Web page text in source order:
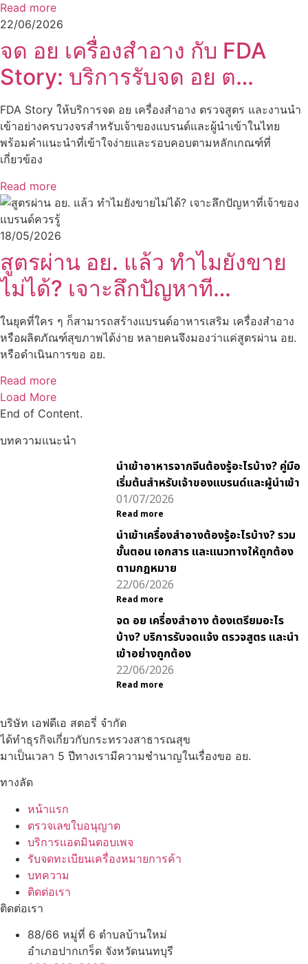
Read more
22/06/2026
จด อย เครื่องสำอาง กับ FDA
Story: บริการรับจด อย ต…
FDA Story ให้บริการจด อย เครื่องสำอาง ตรวจสูตร และงานนำ
เข้าอย่างครบวงจรสำหรับเจ้าของแบรนด์และผู้นำเข้าในไทย
พร้อมคำแนะนำที่เข้าใจง่ายและรอบคอบตามหลักเกณฑ์ที่
เกี่ยวข้อง
Read more
18/05/2026
สูตรผ่าน อย. แล้ว ทำไมยังขาย
ไม่ได้? เจาะลึกปัญหาที…
ในยุคที่ใคร ๆ ก็สามารถสร้างแบรนด์อาหารเสริม เครื่องสำอาง
หรือผลิตภัณฑ์สุขภาพได้ง่าย หลายคนจึงมองว่าแค่สูตรผ่าน อย.
หรือดำเนินการขอ อย.
Read more
Load More
End of Content.
บทความแนะนำ
นำเข้าอาหารจากจีนต้องรู้อะไรบ้าง? คู่มือ
เริ่มต้นสำหรับเจ้าของแบรนด์และผู้นำเข้า
01/07/2026
Read more
นำเข้าเครื่องสำอางต้องรู้อะไรบ้าง? รวม
ขั้นตอน เอกสาร และแนวทางให้ถูกต้อง
ตามกฎหมาย
22/06/2026
Read more
จด อย เครื่องสำอาง ต้องเตรียมอะไร
บ้าง? บริการรับจดแจ้ง ตรวจสูตร และนำ
เข้าอย่างถูกต้อง
22/06/2026
Read more
บริษัท เอฟดีเอ สตอรี่ จำกัด
ได้ทำธุรกิจเกี่ยวกับกระทรวงสาธารณสุข
มาเป็นเวลา 5 ปีทางเรามีความชำนาญในเรื่องขอ อย.
ทางลัด
หน้าแรก
ตรวจเลขใบอนุญาต
บริการแอดมินตอบเพจ
รับจดทะเบียนเครื่องหมายการค้า
บทความ
ติดต่อเรา
ติดต่อเรา
88/66 หมู่ที่ 6 ตำบลบ้านใหม่
อำเภอปากเกร็ด จังหวัดนนทบุรี